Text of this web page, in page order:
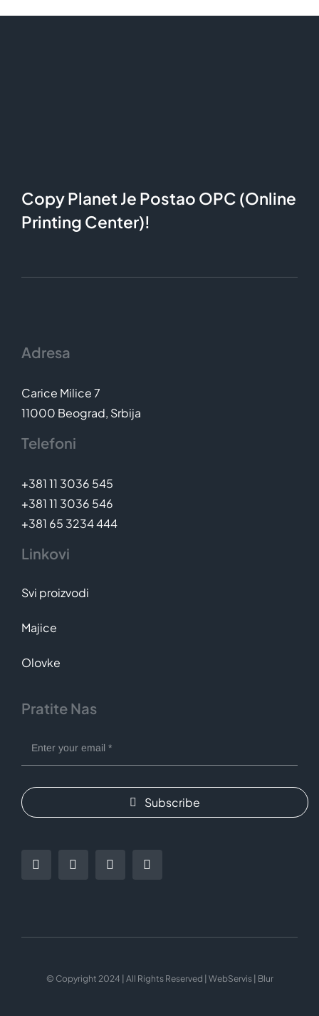
Copy Planet Je Postao OPC (Online
Printing Center)!
Adresa
Carice Milice 7
11000 Beograd, Srbija
Telefoni
+381 11 3036 545
+381 11 3036 546
+381 65 3234 444
Linkovi
Svi proizvodi
Majice
Olovke
Pratite Nas
Subscribe
© Copyright 2024 | All Rights Reserved | WebServis | Blur